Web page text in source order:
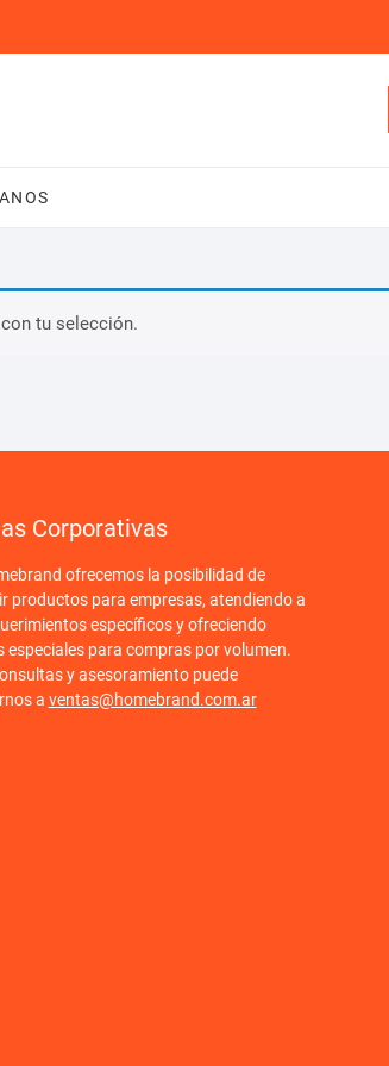
tu selección.
Corporativas
ofrecemos la posibilidad de
productos para empresas, atendiendo a
específicos y ofreciendo
especiales para compras por volumen.
y asesoramiento puede
a ventas@homebrand.com.ar